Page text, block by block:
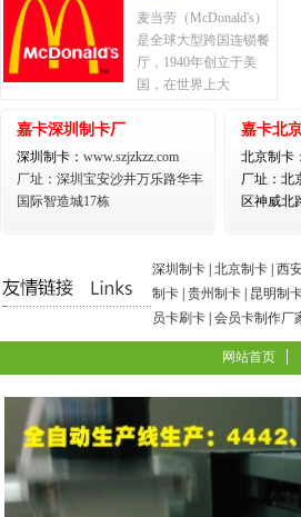
麦当劳（McDonald's）
是全球大型跨国连锁餐
厅，1940年创立于美
国，在世界上大
嘉卡深圳制卡厂
深圳制卡： www.szjzkzz.com
厂址：深圳宝安沙井万乐路华丰
国际智造城17栋
嘉卡北
北京制卡：
厂址：北
区神威北
深圳制卡 北京制卡 西
制卡 贵州制卡 昆明制
员卡刷卡 会员卡制作厂
网站首页